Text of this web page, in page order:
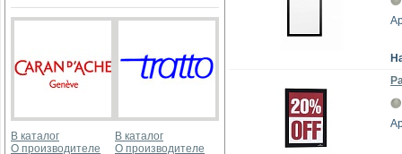
В каталог
О производителе
В каталог
О производителе